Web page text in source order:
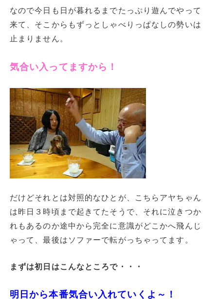
なので今日も日が暮れるまでたっぷり遊んでやって
来て、そこからもずっとしゃべりっぱなしの勢いは
止まりません。
気合い入ってますから！
だけどそれとは対照的なひとが、こちらアヤちゃん
は昨日３時頃まで起きてたそうで、それに泣きつか
れもあるのか途中から完全に意識がどこかへ飛んじ
ゃって、最後はソファーで転がっちゃってます。
まずは初日はこんなところで・・・
明日から本番気合い入れていくよ～！